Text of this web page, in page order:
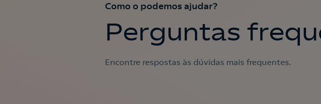
Como o podemos ajudar?
Perguntas
Encontre respostas às dúvidas mais frequentes.